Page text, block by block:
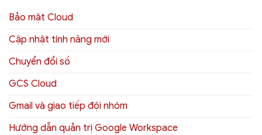
Bảo mật Cloud
Cập nhật tính năng mới
Chuyển đổi số
GCS Cloud
Gmail và giao tiếp đội nhóm
Hướng dẫn quản trị Google Workspace